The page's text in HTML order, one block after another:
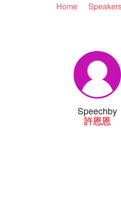
Home
Speechby
許恩恩